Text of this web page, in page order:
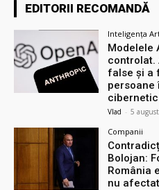
EDITORII RECOMANDĂ
Inteligența
Modelele
controlat.
false și a
persoane
cibernetic
Vlad - 5
Companii
Bolojan:
România
nu